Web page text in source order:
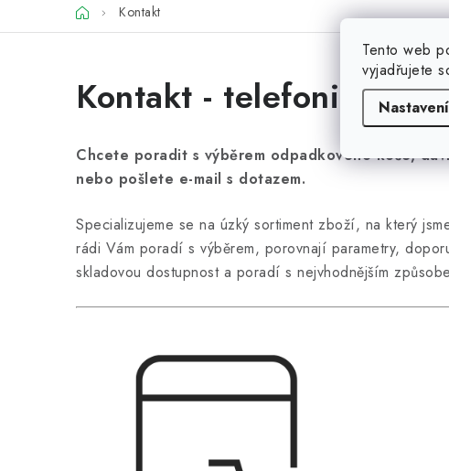
Tento web
vyjadřujete
Nastavení
DomůKontakt
Kontakt - telefonické
Chcete poradit s výběrem odpadkového koše,
nebo pošlete e-mail s dotazem.
Specializujeme se na úzký sortiment zboží, na který
rádi Vám poradí s výběrem, porovnají parametry,
skladovou dostupnost a poradí s nejvhodnějším